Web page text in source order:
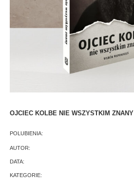
OJCIEC KOLBE NIE WSZYSTKIM ZNANY
POLUBIENIA:
AUTOR:
DATA:
KATEGORIE: